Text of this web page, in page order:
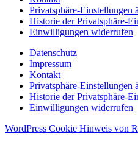
Privatsphäre-Einstellungen
Historie der Privatsphäre-
Einwilligungen widerrufen
Datenschutz
Impressum
Kontakt
Privatsphäre-Einstellungen
Historie der Privatsphäre-
Einwilligungen widerrufen
WordPress Cookie Hinweis von